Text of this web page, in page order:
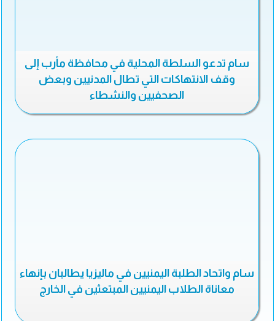
سام تدعو السلطة المحلية في محافظة مأرب إلى
وقف الانتهاكات التي تطال المدنيين وبعض
الصحفيين والنشطاء
سام واتحاد الطلبة اليمنيين في ماليزيا يطالبان بإنهاء
معاناة الطلاب اليمنيين المبتعثين في الخارج